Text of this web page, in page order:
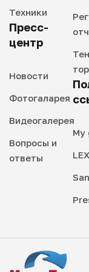
Техники
Пресс-
центр
Новости
Фотогаларея
Видеогалерея
Вопросы и
ответы
My